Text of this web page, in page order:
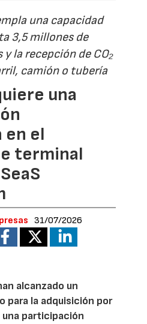
una capacidad
3,5 millones de
la recepción de CO₂
camión o tubería
una
el
terminal
31/07/2026
alcanzado un
para la adquisición por
una participación